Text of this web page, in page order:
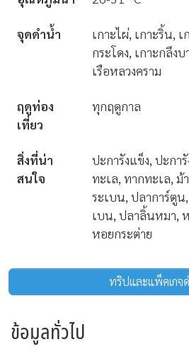
จุดดำน้ำ
เกาะไผ่, เกาะริ้น,
กระโดง, เกาะกลึงบ
เรือหลวงคราม
ฤดูท่อง
เที่ยว
ทุกฤดูกาล
สิ่งที่น่า
สนใจ
ปะการังแข็ง, ปะกา
ทะเล, ทากทะเล, ม้
ระเบน, ปลาการ์ตูน
เบน, ปลาลิ้นหมา,
หอยกระต่าย
ทริปและแพ็คเกจ
ข้อมูลทั่วไป